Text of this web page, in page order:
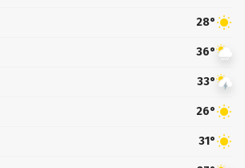
28°
36°
33°
26°
31°